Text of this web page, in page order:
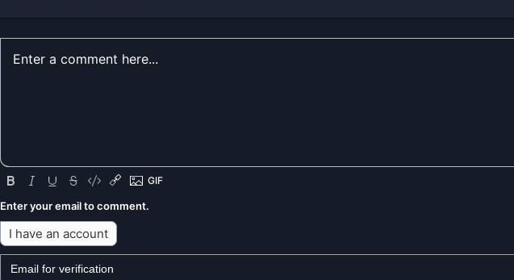
Enter your email to comment.
I have an account